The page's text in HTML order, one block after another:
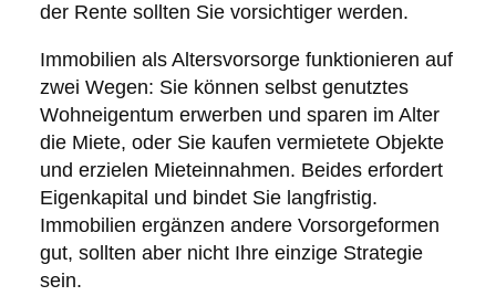
der Rente sollten Sie vorsichtiger werden.
Immobilien als Altersvorsorge funktionieren auf
zwei Wegen: Sie können selbst genutztes
Wohneigentum erwerben und sparen im Alter
die Miete, oder Sie kaufen vermietete Objekte
und erzielen Mieteinnahmen. Beides erfordert
Eigenkapital und bindet Sie langfristig.
Immobilien ergänzen andere Vorsorgeformen
gut, sollten aber nicht Ihre einzige Strategie
sein.